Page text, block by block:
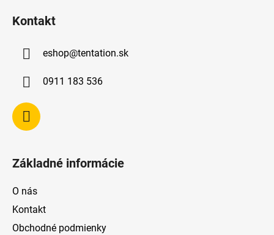
Kontakt
eshop@tentation.sk
0911 183 536
Základné informácie
O nás
Kontakt
Obchodné podmienky